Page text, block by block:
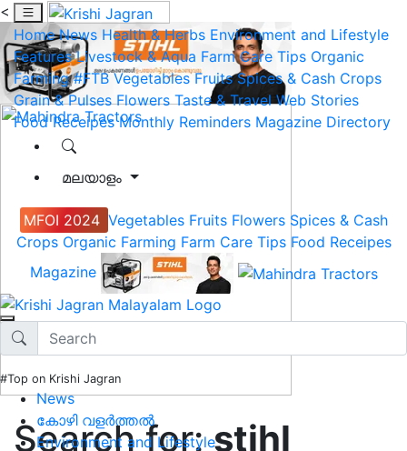
<
Home News Health & Herbs Environment and Lifestyle
Features Livestock & Aqua Farm Care Tips Organic
Farming #FTB Vegetables Fruits Spices & Cash Crops
Grain & Pulses Flowers Taste & Travel Web Stories
Food Receipes Monthly Reminders Magazine Directory
മലയാളം
MFOI 2024 Vegetables Fruits Flowers Spices & Cash
Crops Organic Farming Farm Care Tips Food Receipes
Magazine
#Top on Krishi Jagran
News
കോഴി വളർത്തൽ
Environment and Lifestyle
Search for:stihl